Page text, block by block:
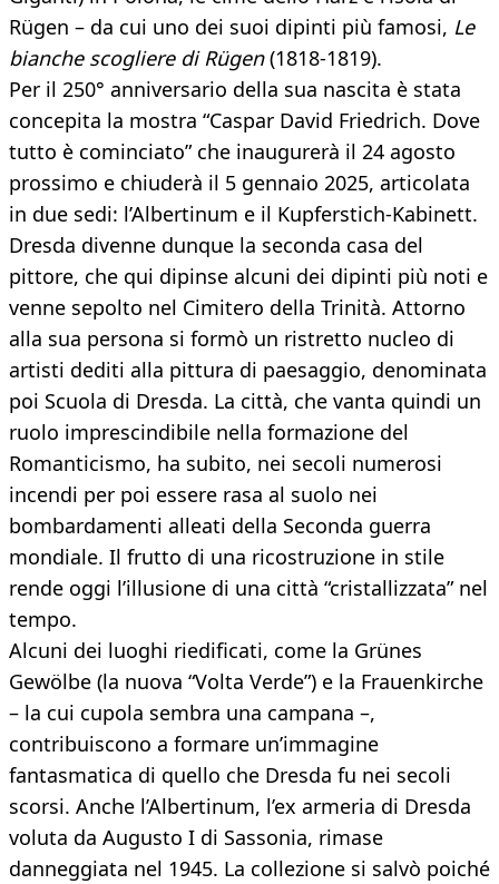
Rügen – da cui uno dei suoi dipinti più famosi, Le
bianche scogliere di Rügen(1818-1819).
Per il 250° anniversario della sua nascita è stata
concepita la mostra “Caspar David Friedrich. Dove
tutto è cominciato” che inaugurerà il 24 agosto
prossimo e chiuderà il 5 gennaio 2025, articolata
in due sedi: l’Albertinum e il Kupferstich-Kabinett.
Dresda divenne dunque la seconda casa del
pittore, che qui dipinse alcuni dei dipinti più noti e
venne sepolto nel Cimitero della Trinità. Attorno
alla sua persona si formò un ristretto nucleo di
artisti dediti alla pittura di paesaggio, denominata
poi Scuola di Dresda. La città, che vanta quindi un
ruolo imprescindibile nella formazione del
Romanticismo, ha subito, nei secoli numerosi
incendi per poi essere rasa al suolo nei
bombardamenti alleati della Seconda guerra
mondiale. Il frutto di una ricostruzione in stile
rende oggi l’illusione di una città “cristallizzata” nel
tempo.
Alcuni dei luoghi riedificati, come la Grünes
Gewölbe (la nuova “Volta Verde”) e la Frauenkirche
– la cui cupola sembra una campana –,
contribuiscono a formare un’immagine
fantasmatica di quello che Dresda fu nei secoli
scorsi. Anche l’Albertinum, l’ex armeria di Dresda
voluta da Augusto I di Sassonia, rimase
danneggiata nel 1945. La collezione si salvò poiché